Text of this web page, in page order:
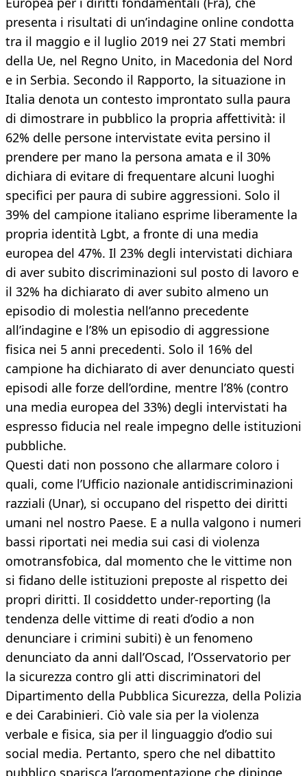
presenta i risultati di un’indagine online condotta
tra il maggio e il luglio 2019 nei 27 Stati membri
della Ue, nel Regno Unito, in Macedonia del Nord
e in Serbia. Secondo il Rapporto, la situazione in
Italia denota un contesto improntato sulla paura
di dimostrare in pubblico la propria affettività: il
62% delle persone intervistate evita persino il
prendere per mano la persona amata e il 30%
dichiara di evitare di frequentare alcuni luoghi
specifici per paura di subire aggressioni. Solo il
39% del campione italiano esprime liberamente la
propria identità Lgbt, a fronte di una media
europea del 47%. Il 23% degli intervistati dichiara
di aver subito discriminazioni sul posto di lavoro e
il 32% ha dichiarato di aver subito almeno un
episodio di molestia nell’anno precedente
all’indagine e l’8% un episodio di aggressione
fisica nei 5 anni precedenti. Solo il 16% del
campione ha dichiarato di aver denunciato questi
episodi alle forze dell’ordine, mentre l’8% (contro
una media europea del 33%) degli intervistati ha
espresso fiducia nel reale impegno delle istituzioni
pubbliche.
Questi dati non possono che allarmare coloro i
quali, come l’Ufficio nazionale antidiscriminazioni
razziali (Unar), si occupano del rispetto dei diritti
umani nel nostro Paese. E a nulla valgono i numeri
bassi riportati nei media sui casi di violenza
omotransfobica, dal momento che le vittime non
si fidano delle istituzioni preposte al rispetto dei
propri diritti. Il cosiddetto under-reporting (la
tendenza delle vittime di reati d’odio a non
denunciare i crimini subiti) è un fenomeno
denunciato da anni dall’Oscad, l’Osservatorio per
la sicurezza contro gli atti discriminatori del
Dipartimento della Pubblica Sicurezza, della Polizia
e dei Carabinieri. Ciò vale sia per la violenza
verbale e fisica, sia per il linguaggio d’odio sui
social media. Pertanto, spero che nel dibattito
pubblico sparisca l’argomentazione che dipinge